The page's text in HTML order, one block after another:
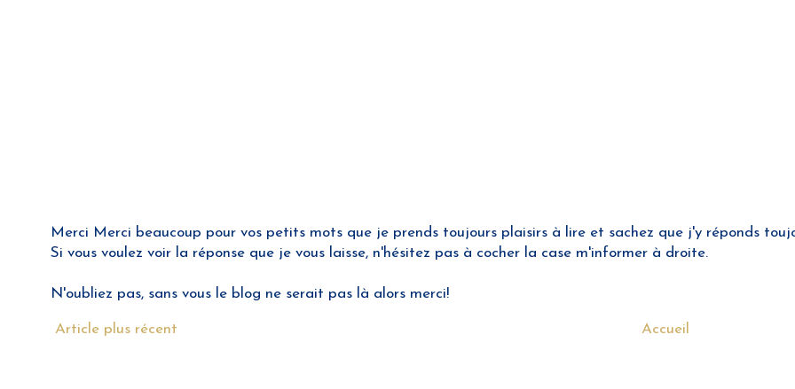
Merci Merci beaucoup pour vos petits mots que je prends toujours plaisirs à lire et sachez que j'y réponds
Si vous voulez voir la réponse que je vous laisse, n'hésitez pas à cocher la case m'informer à droite.
N'oubliez pas, sans vous le blog ne serait pas là alors merci!
Article plus récent Accueil